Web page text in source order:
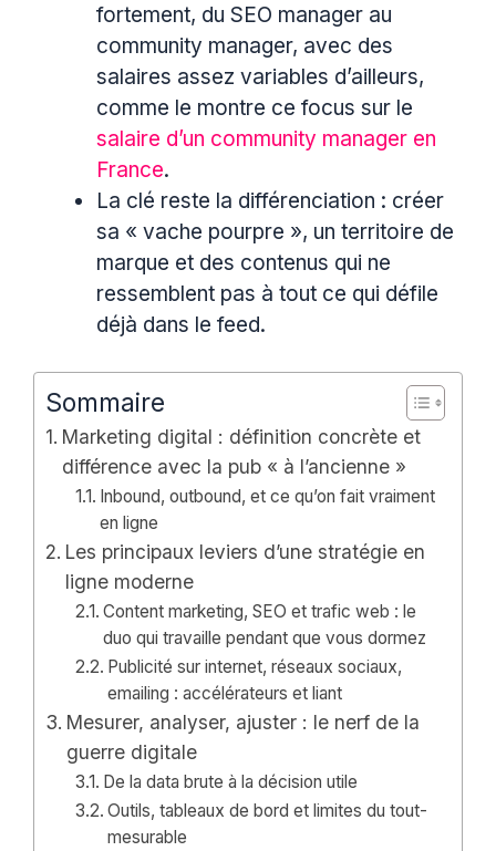
fortement, du SEO manager au
community manager, avec des
salaires assez variables d’ailleurs,
comme le montre ce focus sur le
salaire d’un community manager en
France.
La clé reste la différenciation : créer
sa « vache pourpre », un territoire de
marque et des contenus qui ne
ressemblent pas à tout ce qui défile
déjà dans le feed.
Sommaire
Marketing digital : définition concrète et
différence avec la pub « à l’ancienne »
Inbound, outbound, et ce qu’on fait vraiment
en ligne
Les principaux leviers d’une stratégie en
ligne moderne
Content marketing, SEO et trafic web : le
duo qui travaille pendant que vous dormez
Publicité sur internet, réseaux sociaux,
emailing : accélérateurs et liant
Mesurer, analyser, ajuster : le nerf de la
guerre digitale
De la data brute à la décision utile
Outils, tableaux de bord et limites du tout-
mesurable